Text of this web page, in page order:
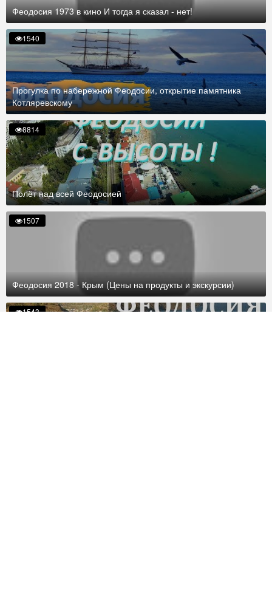
Феодосия 1973 в кино И тогда я сказал - нет!
Прогулка по набережной Феодосии, открытие памятника
Котляревскому
1540
Полёт над всей Феодосией
8814
Феодосия 2018 - Крым (Цены на продукты и экскурсии)
1507
1543